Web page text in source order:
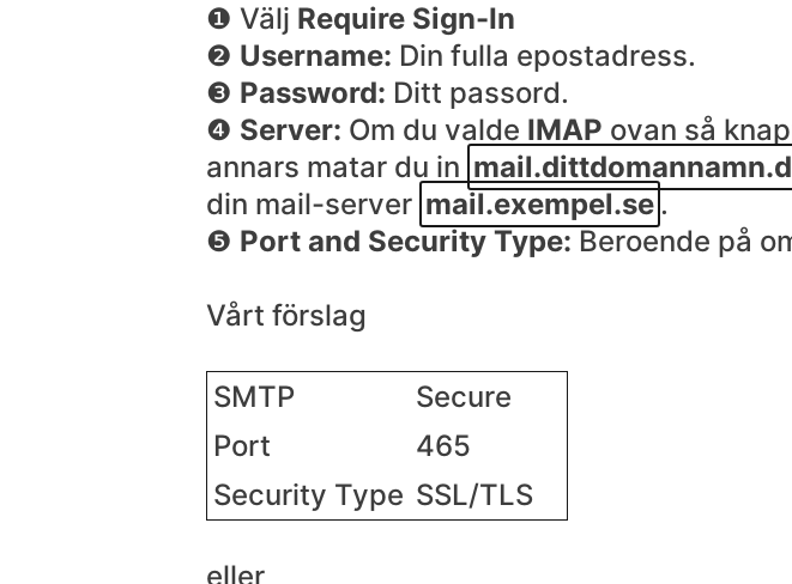
❶ Välj Require Sign-In
❷ Username: Din fulla epostadress.
❸ Password: Ditt passord.
❹ Server: Om du valde IMAP ovan så
annars matar du in
din mail-server mail.exempel.se .
❺ Port and Security Type: Beroende på
Vårt förslag
SMTP
Secure
Port
465
Security Type SSL/TLS
eller